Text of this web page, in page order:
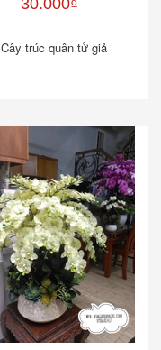
30.000₫
Cây trúc quân tử giả